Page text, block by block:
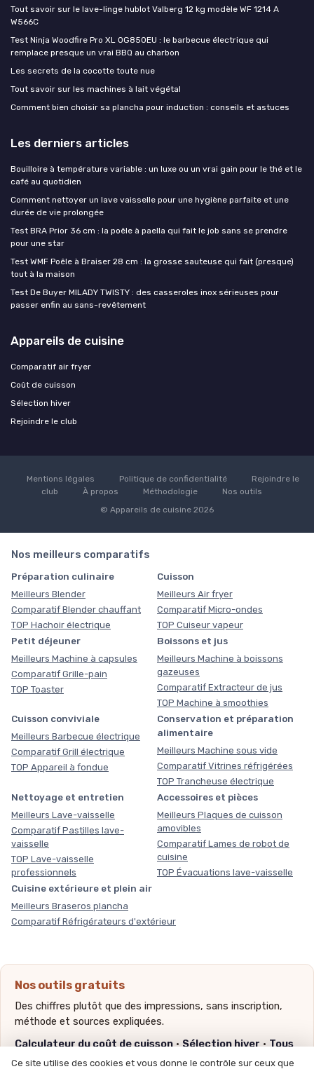
Tout savoir sur le lave-linge hublot Valberg 12 kg modèle WF 1214 A
W566C
Test Ninja Woodfire Pro XL OG850EU : le barbecue électrique qui
remplace presque un vrai BBQ au charbon
Les secrets de la cocotte toute nue
Tout savoir sur les machines à lait végétal
Comment bien choisir sa plancha pour induction : conseils et astuces
Les derniers articles
Bouilloire à température variable : un luxe ou un vrai gain pour le thé et le
café au quotidien
Comment nettoyer un lave vaisselle pour une hygiène parfaite et une
durée de vie prolongée
Test BRA Prior 36 cm : la poêle à paella qui fait le job sans se prendre
pour une star
Test WMF Poêle à Braiser 28 cm : la grosse sauteuse qui fait (presque)
tout à la maison
Test De Buyer MILADY TWISTY : des casseroles inox sérieuses pour
passer enfin au sans-revêtement
Appareils de cuisine
Comparatif air fryer
Coût de cuisson
Sélection hiver
Rejoindre le club
Mentions légales Politique de confidentialité
Rejoindre le
club
À propos Méthodologie
Nos outils
© Appareils de cuisine 2026
Nos meilleurs comparatifs
Préparation culinaire
Meilleurs Blender
Comparatif Blender chauffant
TOP Hachoir électrique
Cuisson
Meilleurs Air fryer
Comparatif Micro-ondes
TOP Cuiseur vapeur
Petit déjeuner
Meilleurs Machine à capsules
Comparatif Grille-pain
TOP Toaster
Boissons et jus
Meilleurs Machine à boissons
gazeuses
Comparatif Extracteur de jus
TOP Machine à smoothies
Cuisson conviviale
Meilleurs Barbecue électrique
Comparatif Grill électrique
TOP Appareil à fondue
Conservation et préparation
alimentaire
Meilleurs Machine sous vide
Comparatif Vitrines réfrigérées
TOP Trancheuse électrique
Nettoyage et entretien
Meilleurs Lave-vaisselle
Comparatif Pastilles lave-
vaisselle
TOP Lave-vaisselle
professionnels
Accessoires et pièces
Meilleurs Plaques de cuisson
amovibles
Comparatif Lames de robot de
cuisine
TOP Évacuations lave-vaisselle
Cuisine extérieure et plein air
Meilleurs Braseros plancha
Comparatif Réfrigérateurs d'extérieur
Nos outils gratuits
Des chiffres plutôt que des impressions, sans inscription,
méthode et sources expliquées.
Calculateur du coût de cuisson·Sélection hiver·Tous
nos outils
Ce site utilise des cookies et vous donne le contrôle sur ceux que